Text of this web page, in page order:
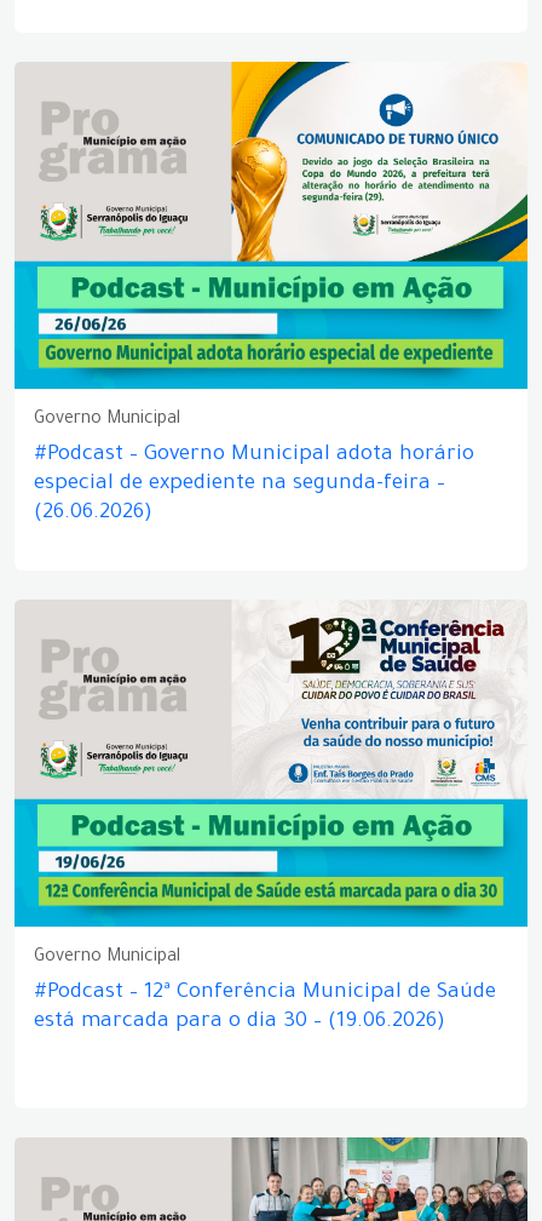
Governo Municipal
#Podcast – Governo Municipal adota horário
especial de expediente na segunda-feira –
(26.06.2026)
Governo Municipal
#Podcast – 12ª Conferência Municipal de Saúde
está marcada para o dia 30 – (19.06.2026)